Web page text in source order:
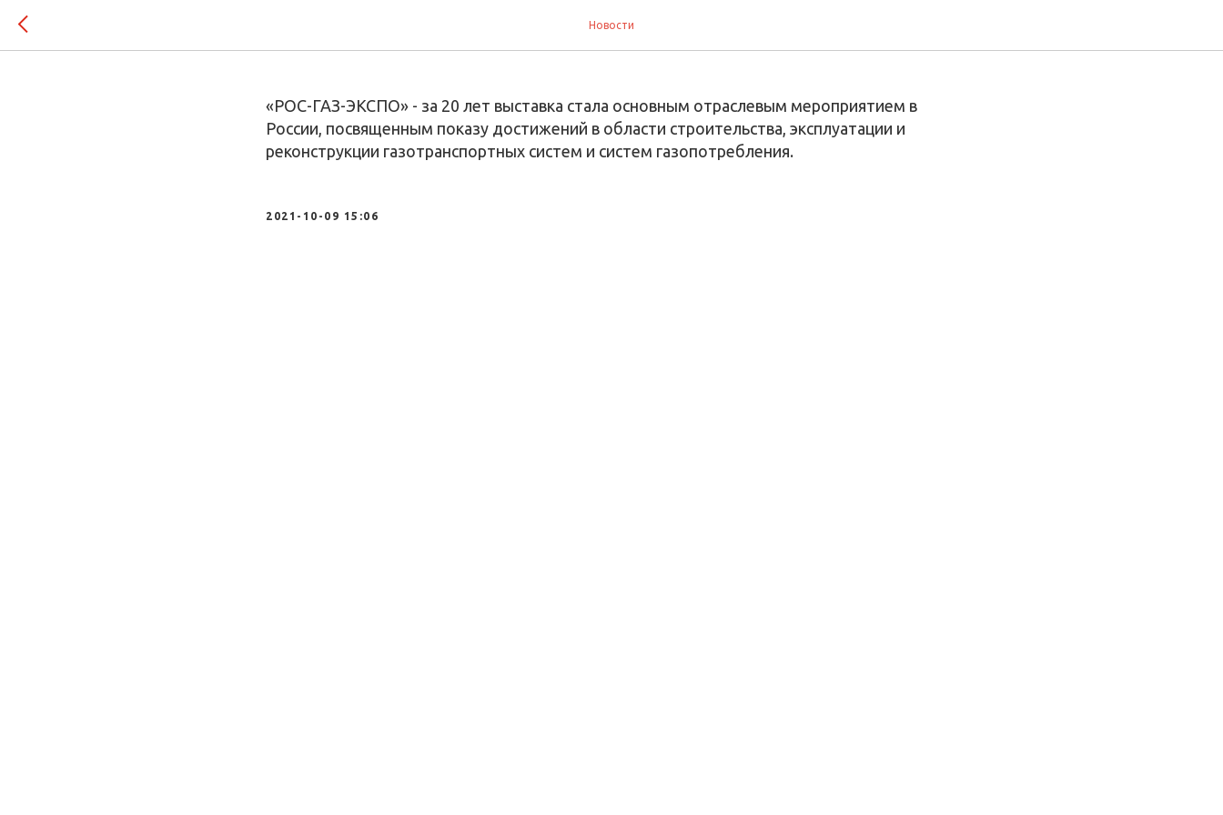
Новости
Итоги выставки «РОС-ГАЗ-ЭКСПО» 2021
«РОС-ГАЗ-ЭКСПО» - за 20 лет выставка стала основным отраслевым мероприятием в
России, посвященным показу достижений в области строительства, эксплуатации и
реконструкции газотранспортных систем и систем газопотребления.
2021-10-09 15:06